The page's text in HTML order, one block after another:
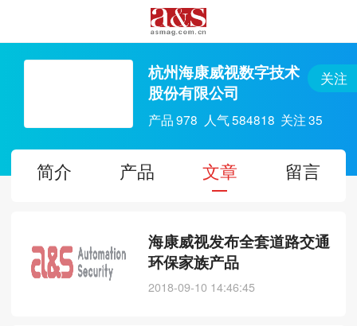
杭州海康威视数字技术
股份有限公司
产品978 人气584818 关注35
关注
简介 产品 文章 留言
海康威视发布全套道路交通
环保家族产品
2018-09-10 14:46:45